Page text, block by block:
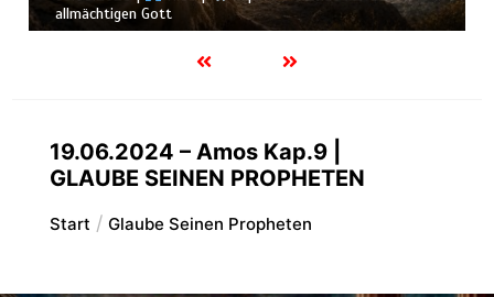
allmächtigen Gott
19.06.2024 – Amos Kap.9 |
GLAUBE SEINEN PROPHETEN
Start Glaube Seinen Propheten